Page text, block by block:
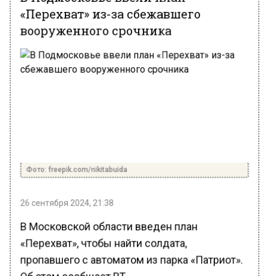
«Перехват» из-за сбежавшего
вооруженного срочника
Фото: freepik.com/nikitabuida
26 сентября 2024, 21:38
В Московской области введен план
«Перехват», чтобы найти солдата,
пропавшего с автоматом из парка «Патриот».
Об этом сообщает RT.